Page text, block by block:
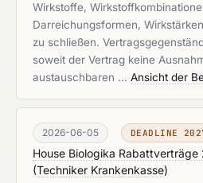
Wirkstoffe,
Darreichungsformen,
zu schließen.
soweit der Vertrag keine
austauschbaren … Ansicht der
2026-06-05 DEADLINE
House Biologika
(Techniker Krankenkasse)